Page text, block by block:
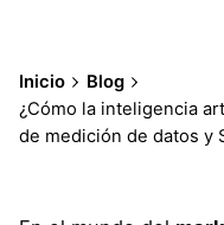
Inicio
Blog
¿Cómo la inteligencia
de medición de datos y